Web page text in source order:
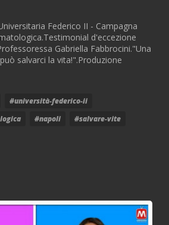
Federico II - Campagna
d'eccezione
Gabriella Fabbrocini."Una
salvarci la vita!".Produzione
#università-federico-ii
#napoli
#salvare-vite